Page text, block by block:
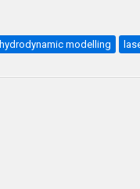
hydrodynamic modelling